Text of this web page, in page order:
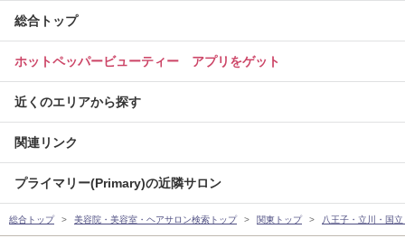
総合トップ
ホットペッパービューティー アプリをゲット
近くのエリアから探す
関連リンク
プライマリー(Primary)の近隣サロン
総合トップ 美容院・美容室・ヘアサロン検索トップ 関東トップ 八王子・立川・国